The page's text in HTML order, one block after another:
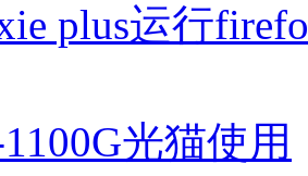
plus运行
光猫使用